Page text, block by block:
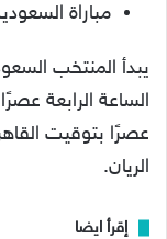
مباراة
يبدأ المنتخب
الساعة الرابعة
عصرًا بتوقيت
الريان.
إقرأ ايضا